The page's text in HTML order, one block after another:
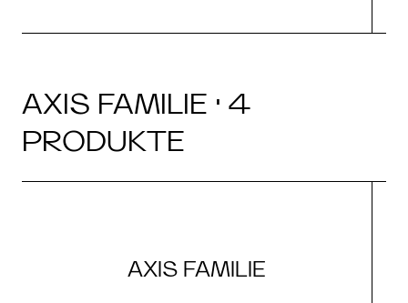
AXIS FAMILIE · 4
PRODUKTE
AXIS FAMILIE